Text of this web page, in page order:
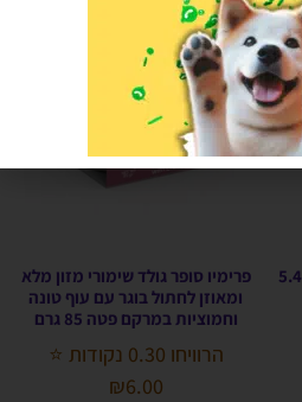
פיור ויטה נטול דגנים חתול עוף 5.4
פרימיו סופר גולד שימורי מזון מלא
ומאוזן לחתול בוגר עם עוף טונה
וחמוציות במרקם פטה 85 גרם
הרוויחו 0.30 נקודות ⭐
₪6.00